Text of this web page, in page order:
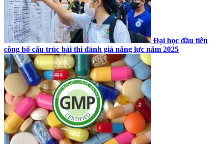
Đại học đầu tiên
công bố cấu trúc bài thi đánh giá năng lực năm 2025